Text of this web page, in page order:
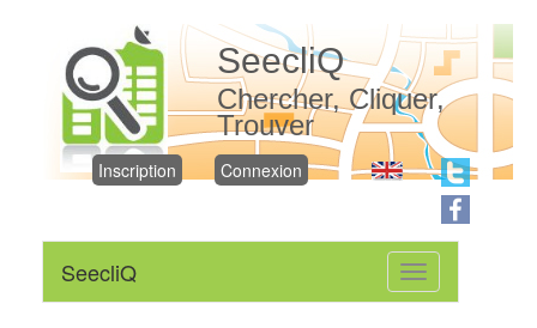
SeecliQ
Chercher, Cliquer,
Trouver
Inscription Connexion
Toggle
navigation
SeecliQ